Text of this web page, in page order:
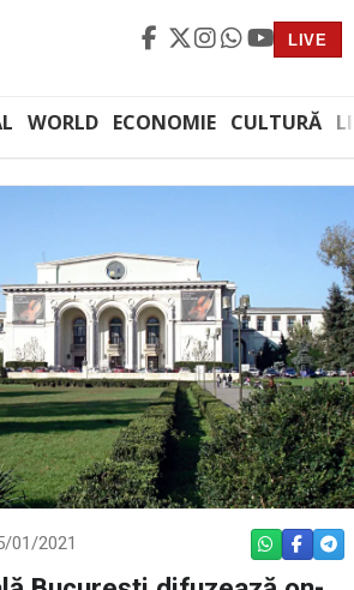
LIVE
WORLD ECONOMIE CULTURĂ
01/2021 WHATSAPP